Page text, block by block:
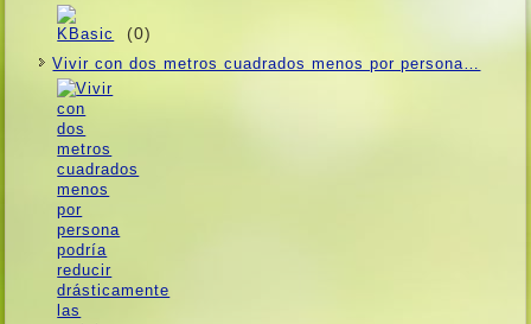
(0)
Vivir con dos metros cuadrados menos por persona…